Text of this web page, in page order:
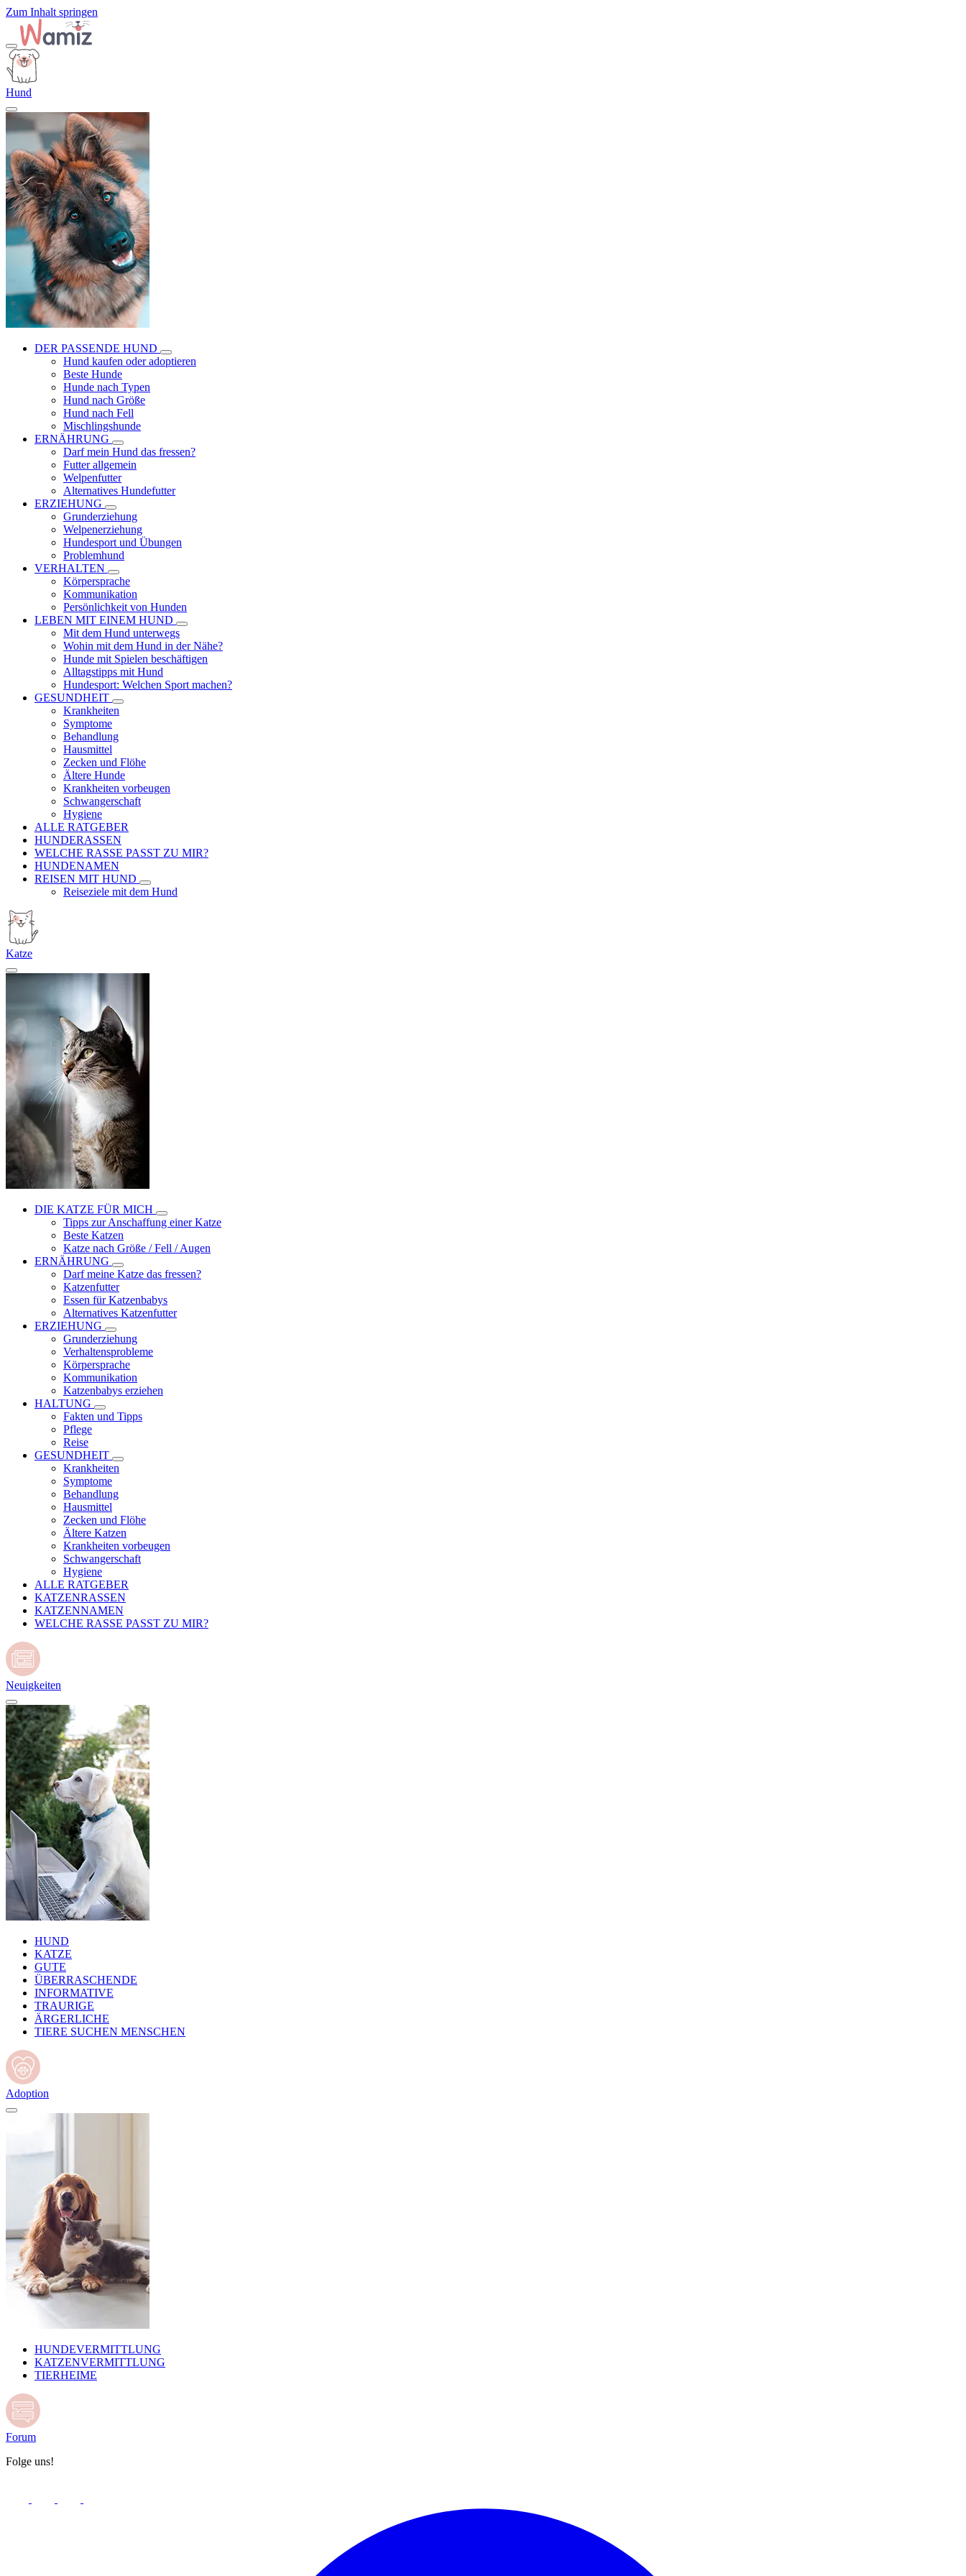
Zum Inhalt springen
Hund
DER PASSENDE HUND
Hund kaufen oder adoptieren
Beste Hunde
Hunde nach Typen
Hund nach Größe
Hund nach Fell
Mischlingshunde
ERNÄHRUNG
Darf mein Hund das fressen?
Futter allgemein
Welpenfutter
Alternatives Hundefutter
ERZIEHUNG
Grunderziehung
Welpenerziehung
Hundesport und Übungen
Problemhund
VERHALTEN
Körpersprache
Kommunikation
Persönlichkeit von Hunden
LEBEN MIT EINEM HUND
Mit dem Hund unterwegs
Wohin mit dem Hund in der Nähe?
Hunde mit Spielen beschäftigen
Alltagstipps mit Hund
Hundesport: Welchen Sport machen?
GESUNDHEIT
Krankheiten
Symptome
Behandlung
Hausmittel
Zecken und Flöhe
Ältere Hunde
Krankheiten vorbeugen
Schwangerschaft
Hygiene
ALLE RATGEBER
HUNDERASSEN
WELCHE RASSE PASST ZU MIR?
HUNDENAMEN
REISEN MIT HUND
Reiseziele mit dem Hund
Katze
DIE KATZE FÜR MICH
Tipps zur Anschaffung einer Katze
Beste Katzen
Katze nach Größe / Fell / Augen
ERNÄHRUNG
Darf meine Katze das fressen?
Katzenfutter
Essen für Katzenbabys
Alternatives Katzenfutter
ERZIEHUNG
Grunderziehung
Verhaltensprobleme
Körpersprache
Kommunikation
Katzenbabys erziehen
HALTUNG
Fakten und Tipps
Pflege
Reise
GESUNDHEIT
Krankheiten
Symptome
Behandlung
Hausmittel
Zecken und Flöhe
Ältere Katzen
Krankheiten vorbeugen
Schwangerschaft
Hygiene
ALLE RATGEBER
KATZENRASSEN
KATZENNAMEN
WELCHE RASSE PASST ZU MIR?
Neuigkeiten
HUND
KATZE
GUTE
ÜBERRASCHENDE
INFORMATIVE
TRAURIGE
ÄRGERLICHE
TIERE SUCHEN MENSCHEN
Adoption
HUNDEVERMITTLUNG
KATZENVERMITTLUNG
TIERHEIME
Forum
Folge uns!